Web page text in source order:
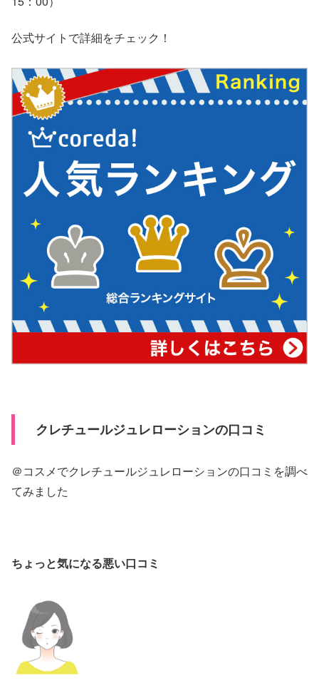
公式サイトで詳細をチェック！
クレチュールジュレローションの口コミ
＠コスメでクレチュールジュレローションの口コミを調べ
てみました
ちょっと気になる悪い口コミ